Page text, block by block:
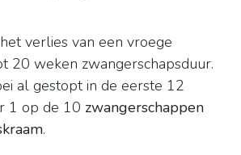
verlies van een vroege
20 weken zwangerschapsduur.
al gestopt in de eerste 12
1 op de 10 zwangerschappen
.